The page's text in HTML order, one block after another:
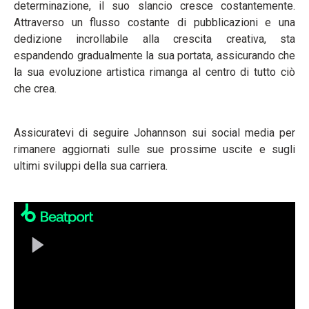
determinazione, il suo slancio cresce costantemente.
Attraverso un flusso costante di pubblicazioni e una
dedizione incrollabile alla crescita creativa, sta
espandendo gradualmente la sua portata, assicurando che
la sua evoluzione artistica rimanga al centro di tutto ciò
che crea.
Assicuratevi di seguire Johannson sui social media per
rimanere aggiornati sulle sue prossime uscite e sugli
ultimi sviluppi della sua carriera.